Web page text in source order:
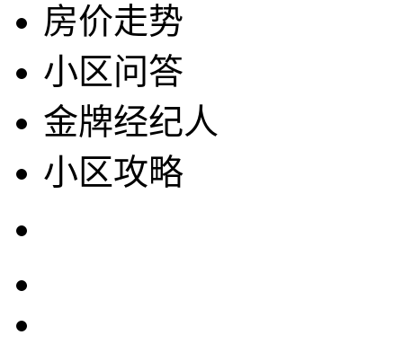
房价走势
小区问答
金牌经纪人
小区攻略